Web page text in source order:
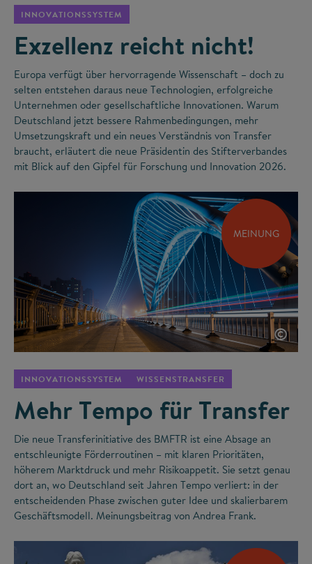
INNOVATIONSSYSTEM
Exzellenz reicht nicht!
Europa verfügt über hervorragende Wissenschaft – doch zu
selten entstehen daraus neue Technologien, erfolgreiche
Unternehmen oder gesellschaftliche Innovationen. Warum
Deutschland jetzt bessere Rahmenbedingungen, mehr
Umsetzungskraft und ein neues Verständnis von Transfer
braucht, erläutert die neue Präsidentin des Stifterverbandes
mit Blick auf den Gipfel für Forschung und Innovation 2026.
MEINUNG
©
INNOVATIONSSYSTEM WISSENSTRANSFER
Mehr Tempo für Transfer
Die neue Transferinitiative des BMFTR ist eine Absage an
entschleunigte Förderroutinen – mit klaren Prioritäten,
höherem Marktdruck und mehr Risikoappetit. Sie setzt genau
dort an, wo Deutschland seit Jahren Tempo verliert: in der
entscheidenden Phase zwischen guter Idee und skalierbarem
Geschäftsmodell. Meinungsbeitrag von Andrea Frank.